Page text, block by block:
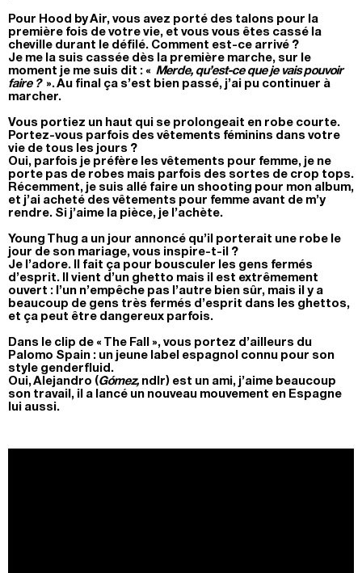
Pour Hood by Air, vous avez porté des talons pour la
première fois de votre vie, et vous vous êtes cassé la
cheville durant le défilé. Comment est-ce arrivé ?
Je me la suis cassée dès la première marche, sur le
moment je me suis dit : « Merde, qu’est-ce que je vais pouvoir
faire ?». Au final ça s’est bien passé, j’ai pu continuer à
marcher.
Vous portiez un haut qui se prolongeait en robe courte.
Portez-vous parfois des vêtements féminins dans votre
vie de tous les jours ?
Oui, parfois je préfère les vêtements pour femme, je ne
porte pas de robes mais parfois des sortes de crop tops.
Récemment, je suis allé faire un shooting pour mon album,
et j’ai acheté des vêtements pour femme avant de m’y
rendre. Si j’aime la pièce, je l’achète.
Young Thug a un jour annoncé qu’il porterait une robe le
jour de son mariage, vous inspire-t-il ?
Je l’adore. Il fait ça pour bousculer les gens fermés
d’esprit. Il vient d’un ghetto mais il est extrêmement
ouvert : l’un n’empêche pas l’autre bien sûr, mais il y a
beaucoup de gens très fermés d’esprit dans les ghettos,
et ça peut être dangereux parfois.
Dans le clip de « The Fall », vous portez d’ailleurs du
Palomo Spain : un jeune label espagnol connu pour son
style genderfluid.
Oui, Alejandro (Gómez, ndlr) est un ami, j’aime beaucoup
son travail, il a lancé un nouveau mouvement en Espagne
lui aussi.